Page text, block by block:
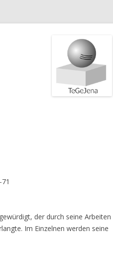
der durch seine Arbeiten
Im Einzelnen werden seine